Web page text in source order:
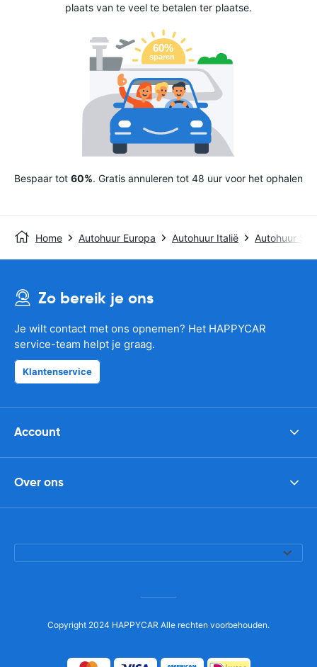
plaats van te veel te betalen ter plaatse.
Bespaar tot 60%. Gratis annuleren tot 48 uur voor het ophalen
Home Autohuur Europa Autohuur Italië Autohuur
Zo bereik je ons
Je wilt contact met ons opnemen? Het HAPPYCAR
service-team helpt je graag.
Klantenservice
Account
Over ons
Copyright 2024 HAPPYCAR Alle rechten voorbehouden.